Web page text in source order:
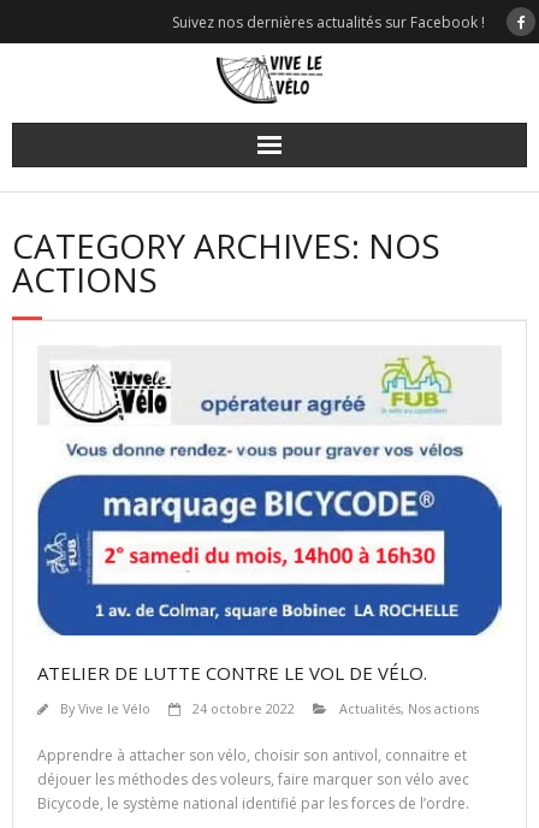
Suivez nos dernières actualités sur Facebook !
CATEGORY ARCHIVES: NOS
ACTIONS
ATELIER DE LUTTE CONTRE LE VOL DE VÉLO.
ByVive le Vélo 24 octobre 2022 Actualités, Nos actions
Apprendre à attacher son vélo, choisir son antivol, connaitre et
déjouer les méthodes des voleurs, faire marquer son vélo avec
Bicycode, le système national identifié par les forces de l’ordre.